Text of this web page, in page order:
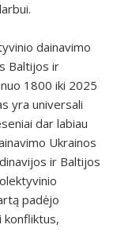
dainavimo
Baltijos ir
1800 iki 2025
yra universali
dar labiau
Ukrainos
ir Baltijos
padėjo